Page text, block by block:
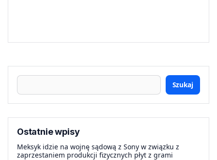
Szukaj
Ostatnie wpisy
Meksyk idzie na wojnę sądową z Sony w związku z
zaprzestaniem produkcji fizycznych płyt z grami